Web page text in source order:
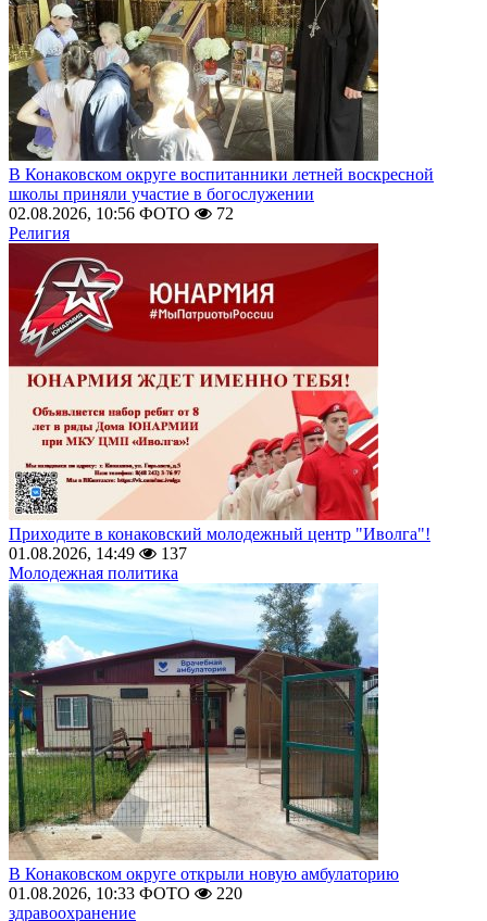
В Конаковском округе воспитанники летней воскресной
школы приняли участие в богослужении
02.08.2026, 10:56 ФОТО
72
Религия
Приходите в конаковский молодежный центр "Иволга"!
01.08.2026, 14:49
137
Молодежная политика
В Конаковском округе открыли новую амбулаторию
01.08.2026, 10:33 ФОТО
220
здравоохранение